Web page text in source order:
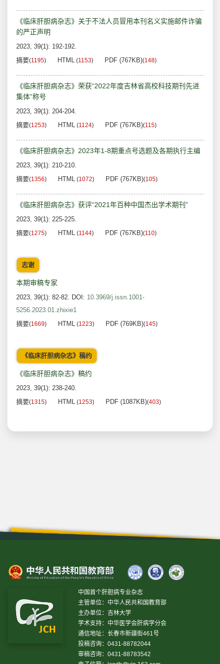
《临床肝胆病杂志》关于不法人员冒用本刊名义实施邮件诈骗
的严正声明
2023, 39(1): 192-192.
摘要(1195) HTML (1153) PDF (767KB)(148)
《临床肝胆病杂志》荣获“2022年度吉林省高校科技期刊先进
集体”称号
2023, 39(1): 204-204.
摘要(1253) HTML (1124) PDF (767KB)(115)
《临床肝胆病杂志》2023年1-8期重点号选题及各期执行主编
2023, 39(1): 210-210.
摘要(1356) HTML (1072) PDF (767KB)(105)
《临床肝胆病杂志》获评“2021年百种中国杰出学术期刊”
2023, 39(1): 225-225.
摘要(1275) HTML (1144) PDF (767KB)(110)
志谢
本期审稿专家
2023, 39(1): 82-82. DOI: 10.3969/j.issn.1001-
5256.2023.01.zhixie1
摘要(1669) HTML (1223) PDF (769KB)(145)
《临床肝胆病杂志》稿约
《临床肝胆病杂志》稿约
2023, 39(1): 238-240.
摘要(1315) HTML (1253) PDF (1087KB)(403)
中国首个肝胆病专业杂志
主管单位：中华人民共和国教育部
主办单位：吉林大学
学术支持：中华医学会肝病学分会
通信地址：长春市新疆街461号
投稿咨询：0431-88782044
审稿咨询：0431-88783542